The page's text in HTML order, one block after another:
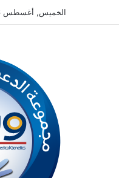
الخميس, أغسطس 6 2026